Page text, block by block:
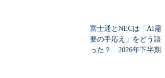
富士通とNECは「AI需
要の手応え」をどう語
った？ 2026年下半期